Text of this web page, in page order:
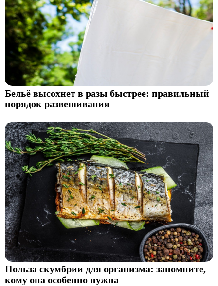
Бельё высохнет в разы быстрее: правильный
порядок развешивания
Польза скумбрии для организма: запомните,
кому она особенно нужна